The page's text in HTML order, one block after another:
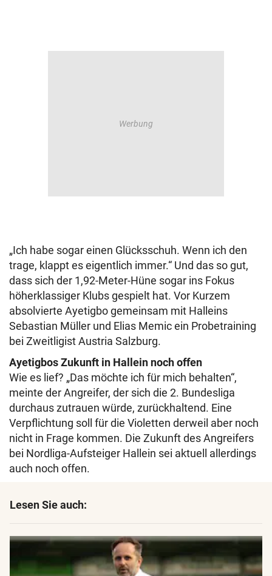
„Ich habe sogar einen Glücksschuh. Wenn ich den
trage, klappt es eigentlich immer.“ Und das so gut,
dass sich der 1,92-Meter-Hüne sogar ins Fokus
höherklassiger Klubs gespielt hat. Vor Kurzem
absolvierte Ayetigbo gemeinsam mit Halleins
Sebastian Müller und Elias Memic ein Probetraining
bei Zweitligist Austria Salzburg.
Ayetigbos Zukunft in Hallein noch offen
Wie es lief? „Das möchte ich für mich behalten“,
meinte der Angreifer, der sich die 2. Bundesliga
durchaus zutrauen würde, zurückhaltend. Eine
Verpflichtung soll für die Violetten derweil aber noch
nicht in Frage kommen. Die Zukunft des Angreifers
bei Nordliga-Aufsteiger Hallein sei aktuell allerdings
auch noch offen.
Lesen Sie auch: